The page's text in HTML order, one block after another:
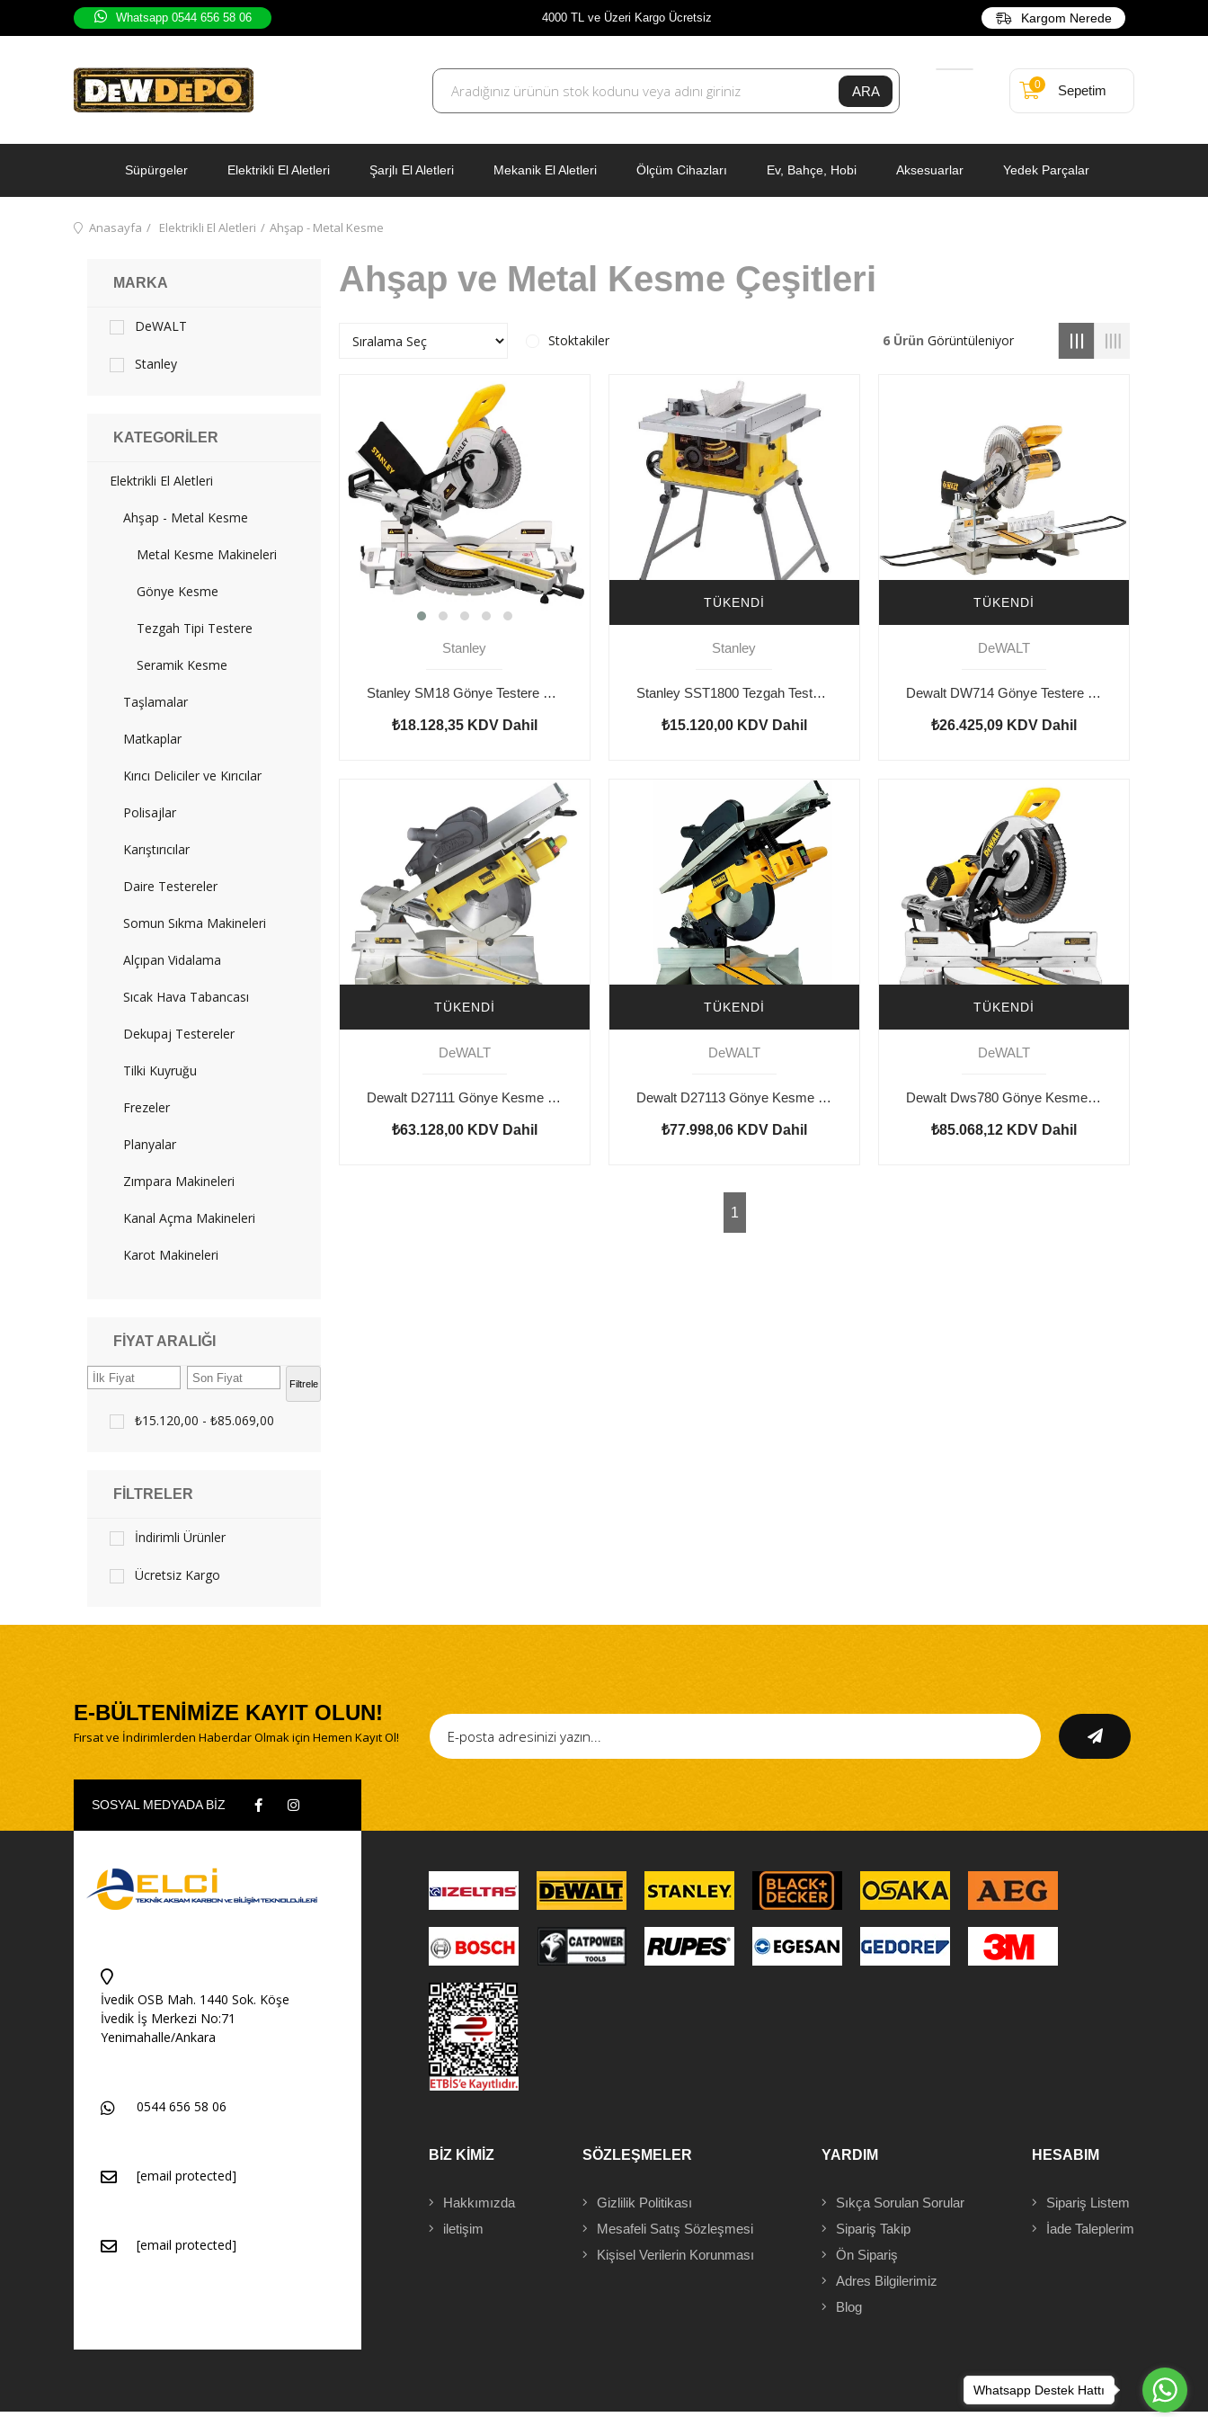
Whatsapp 0544 656 58 06 4000 TL ve Üzeri Kargo Ücretsiz Kargom Nerede
Sepetim
0
Süpürgeler Elektrikli El Aletleri Şarjlı El Aletleri Mekanik El Aletleri Ölçüm Cihazları Ev, Bahçe, Hobi Aksesuarlar Yedek Parçalar
Anasayfa Elektrikli El Aletleri Ahşap - Metal Kesme
MARKA
DeWALT
Stanley
KATEGORILER
Elektrikli El Aletleri
Ahşap - Metal Kesme
Metal Kesme Makineleri
Gönye Kesme
Tezgah Tipi Testere
Seramik Kesme
Taşlamalar
Matkaplar
Kırıcı Deliciler ve Kırıcılar
Polisajlar
Karıştırıcılar
Daire Testereler
Somun Sıkma Makineleri
Alçıpan Vidalama
Sıcak Hava Tabancası
Dekupaj Testereler
Tilki Kuyruğu
Frezeler
Planyalar
Zımpara Makineleri
Kanal Açma Makineleri
Karot Makineleri
FIYAT ARALIĞI
Filtrele
₺15.120,00 - ₺85.069,00
FILTRELER
İndirimli Ürünler
Ücretsiz Kargo
Ahşap ve Metal Kesme Çeşitleri
Stoktakiler 6 Ürün
Stanley
Stanley SM18 Gönye Testere 1800W
₺18.128,35 KDV Dahil
TÜKENDI
Stanley
Stanley SST1800 Tezgah Testere 1800W 254mm
₺15.120,00 KDV Dahil
TÜKENDI
DeWALT
Dewalt DW714 Gönye Testere 1650W 245mm
₺26.425,09 KDV Dahil
TÜKENDI
DeWALT
Dewalt D27111 Gönye Kesme 1500w 305mm
₺63.128,00 KDV Dahil
TÜKENDI
DeWALT
Dewalt D27113 Gönye Kesme 1600w 305mm
₺77.998,06 KDV Dahil
TÜKENDI
DeWALT
Dewalt Dws780 Gönye Kesme 1675w 305mmm
₺85.068,12 KDV Dahil
1
E-BÜLTENİMİZE KAYIT OLUN!
Fırsat ve İndirimlerden Haberdar Olmak için Hemen Kayıt Ol!
SOSYAL MEDYADA BİZ
İvedik OSB Mah. 1440 Sok. Köşe
İvedik İş Merkezi No:71
Yenimahalle/Ankara
0544 656 58 06
[email protected]
[email protected]
BİZ KİMİZ
Hakkımızda
iletişim
SÖZLEŞMELER
Gizlilik Politikası
Mesafeli Satış Sözleşmesi
Kişisel Verilerin Korunması
YARDIM
Sıkça Sorulan Sorular
Sipariş Takip
Ön Sipariş
Adres Bilgilerimiz
Blog
HESABIM
Sipariş Listem
İade Taleplerim
Whatsapp Destek Hattı